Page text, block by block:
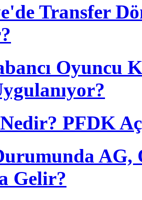
Transfer
Oyuncu
PFDK
AG,
Gelir?